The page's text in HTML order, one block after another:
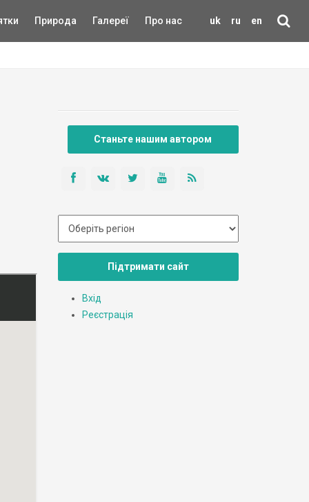
uk ru en
Природа Галереї Про нас
Станьте нашим автором
Підтримати сайт
Вхід
Реєстрація